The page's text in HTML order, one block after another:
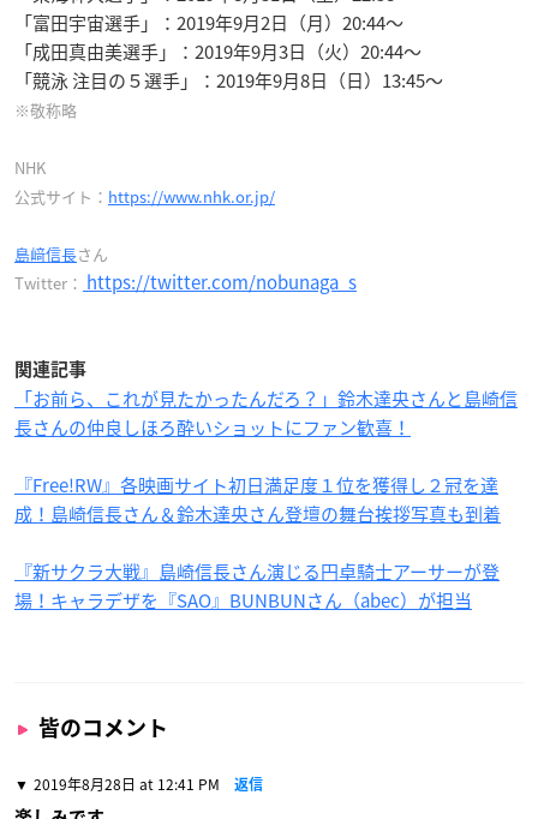
「富田宇宙選手」：2019年9月2日（月）20:44～
「成田真由美選手」：2019年9月3日（火）20:44～
「競泳 注目の５選手」：2019年9月8日（日）13:45～
※敬称略
NHK
公式サイト： https://www.nhk.or.jp/
島﨑信長さん
Twitter： https://twitter.com/nobunaga_s
関連記事
「お前ら、これが見たかったんだろ？」鈴木達央さんと島崎信
長さんの仲良しほろ酔いショットにファン歓喜！
『Free!RW』各映画サイト初日満足度１位を獲得し２冠を達
成！島崎信長さん＆鈴木達央さん登壇の舞台挨拶写真も到着
『新サクラ大戦』島崎信長さん演じる円卓騎士アーサーが登
場！キャラデザを『SAO』BUNBUNさん（abec）が担当
皆のコメント
2019年8月28日 at 12:41 PM 返信